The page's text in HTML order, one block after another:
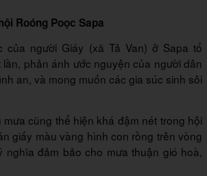
Roóng Poọc Sapa
của người Giáy (xã Tả Van) ở Sapa tổ
phản ánh ước nguyện của người dân
an, và mong muốn các gia súc sinh sôi
cũng thể hiện khá đậm nét trong hội
giấy màu vàng hình con rồng trên vòng
nghĩa đảm bảo cho mưa thuận gió hoà,